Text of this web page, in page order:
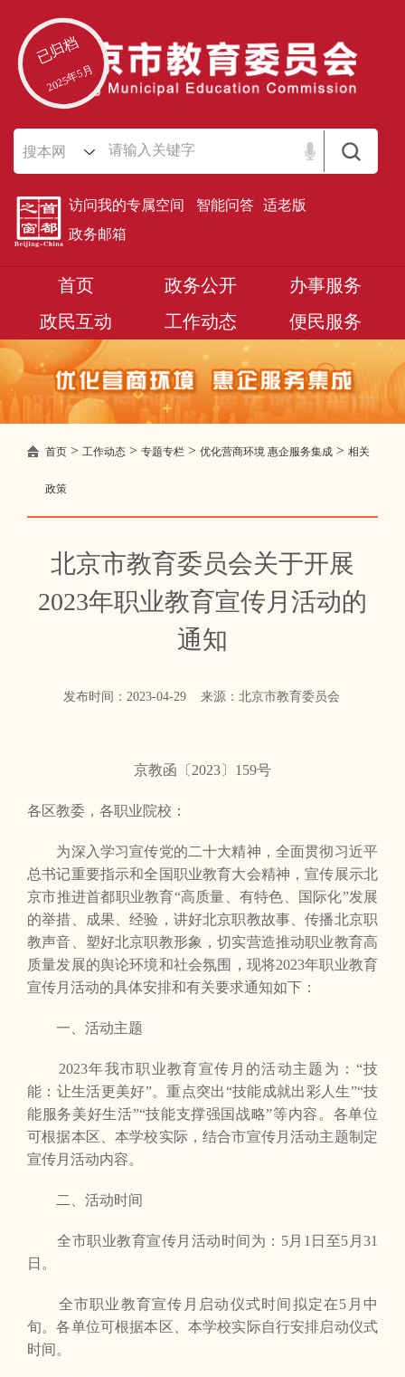
搜本网
访问我的专属空间 智能问答 适老版
政务邮箱
首页 政务公开
办事服务
政民互动
工作动态 便民服务
已归档
2025年5月
首页 > 工作动态 > 专题专栏 > 优化营商环境 惠企服务集成 > 相关
政策
北京市教育委员会关于开展
2023年职业教育宣传月活动的
通知
发布时间：2023-04-29 来源：北京市教育委员会
京教函〔2023〕159号
各区教委，各职业院校：
为深入学习宣传党的二十大精神，全面贯彻习近平
总书记重要指示和全国职业教育大会精神，宣传展示北
京市推进首都职业教育“高质量、有特色、国际化”发展
的举措、成果、经验，讲好北京职教故事、传播北京职
教声音、塑好北京职教形象，切实营造推动职业教育高
质量发展的舆论环境和社会氛围，现将2023年职业教育
宣传月活动的具体安排和有关要求通知如下：
一、活动主题
2023年我市职业教育宣传月的活动主题为：“技
能：让生活更美好”。重点突出“技能成就出彩人生”“技
能服务美好生活”“技能支撑强国战略”等内容。各单位
可根据本区、本学校实际，结合市宣传月活动主题制定
宣传月活动内容。
二、活动时间
全市职业教育宣传月活动时间为：5月1日至5月31
日。
全市职业教育宣传月启动仪式时间拟定在5月中
旬。各单位可根据本区、本学校实际自行安排启动仪式
时间。